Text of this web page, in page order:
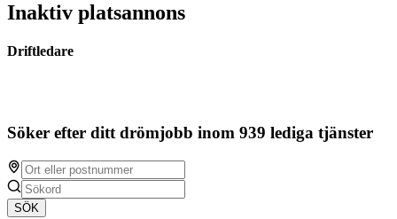
Inaktiv platsannons
Driftledare
Söker efter ditt drömjobb inom 939 lediga tjänster
SÖK